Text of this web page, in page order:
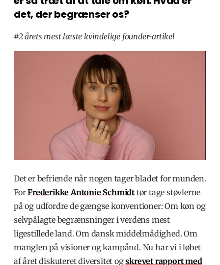
det, der begrænser os?
#2 årets mest læste kvindelige founder-artikel
Det er befriende når nogen tager bladet for munden.
ForFrederikke Antonie Schmidt tør tage støvlerne
på og udfordre de gængse konventioner: Om køn og
selvpålagte begrænsninger i verdens mest
ligestillede land. Om dansk middelmådighed. Om
manglen på visioner og kampånd. Nu har vi i løbet
af året diskuteret diversitet ogskrevet rapport med